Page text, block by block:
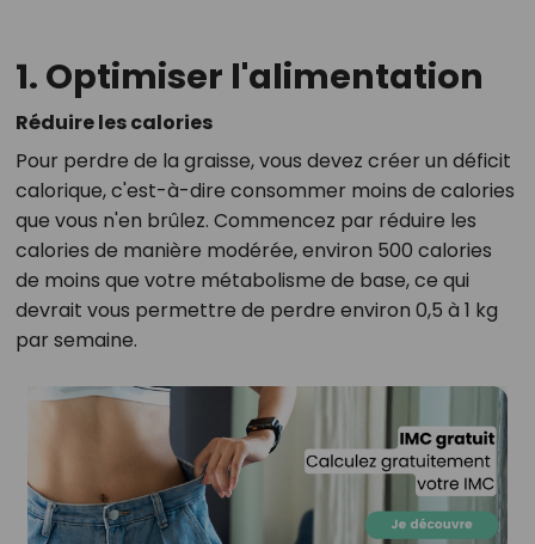
1. Optimiser l'alimentation
Réduire les calories
Pour perdre de la graisse, vous devez créer un déficit
calorique, c'est-à-dire consommer moins de calories
que vous n'en brûlez. Commencez par réduire les
calories de manière modérée, environ 500 calories
de moins que votre métabolisme de base, ce qui
devrait vous permettre de perdre environ 0,5 à 1 kg
par semaine.